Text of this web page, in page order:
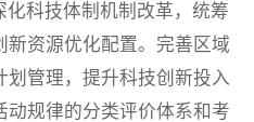
化科技体制机制改革，统筹
资源优化配置。完善区域
管理，提升科技创新投入
规律的分类评价体系和考